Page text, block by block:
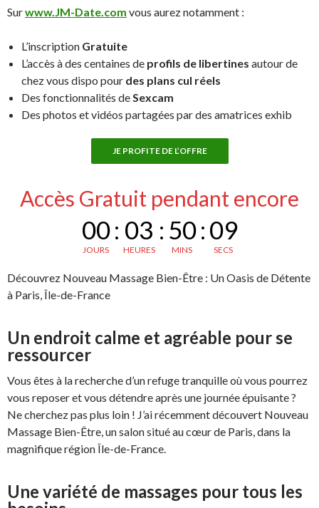
Surwww.JM-Date.com vous aurez notamment :
L’inscription Gratuite
L’accès à des centaines de profils de libertines autour de
chez vous dispo pour des plans cul réels
Des fonctionnalités deSexcam
Des photos et vidéos partagées par des amatrices exhib
JE PROFITE DE L’OFFRE
Accès Gratuit pendant encore
00
JOURS
: 03
HEURES
: 50
MINS
:08
SECS
Découvrez Nouveau Massage Bien-Être : Un Oasis de Détente
à Paris, Île-de-France
Un endroit calme et agréable pour se
ressourcer
Vous êtes à la recherche d’un refuge tranquille où vous pourrez
vous reposer et vous détendre après une journée épuisante ?
Ne cherchez pas plus loin ! J’ai récemment découvert Nouveau
Massage Bien-Être, un salon situé au cœur de Paris, dans la
magnifique région Île-de-France.
Une variété de massages pour tous les